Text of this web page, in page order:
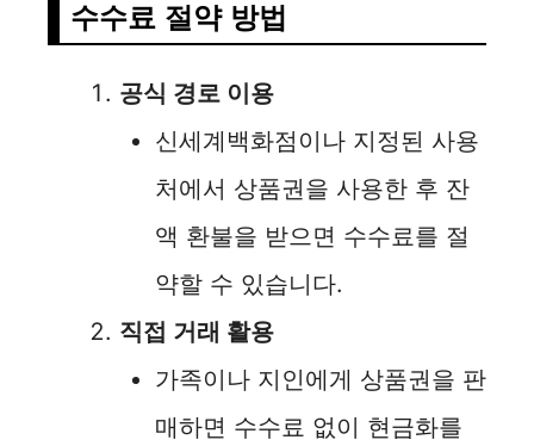
수수료 절약 방법
공식 경로 이용
신세계백화점이나 지정된 사용
처에서 상품권을 사용한 후 잔
액 환불을 받으면 수수료를 절
약할 수 있습니다.
직접 거래 활용
가족이나 지인에게 상품권을 판
매하면 수수료 없이 현금화를